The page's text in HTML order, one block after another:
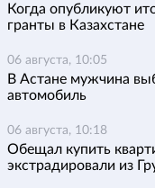
Когда опубликуют
гранты в Казахстане
06 августа, 10:05
В Астане мужчина
автомобиль
06 августа, 10:18
Обещал купить
экстрадировали из